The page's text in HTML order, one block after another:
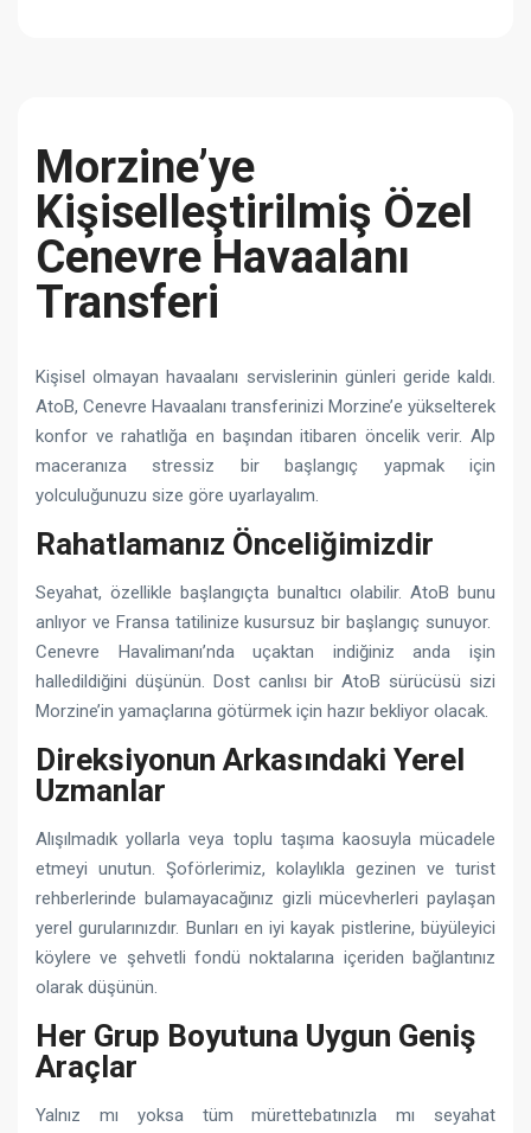
Morzine’ye
Kişiselleştirilmiş Özel
Cenevre Havaalanı
Transferi
Kişisel olmayan havaalanı servislerinin günleri geride kaldı.
AtoB, Cenevre Havaalanı transferinizi Morzine’e yükselterek
konfor ve rahatlığa en başından itibaren öncelik verir. Alp
maceranıza stressiz bir başlangıç ​​yapmak için
yolculuğunuzu size göre uyarlayalım.
Rahatlamanız Önceliğimizdir
Seyahat, özellikle başlangıçta bunaltıcı olabilir. AtoB bunu
anlıyor ve Fransa tatilinize kusursuz bir başlangıç ​​sunuyor.
Cenevre Havalimanı’nda uçaktan indiğiniz anda işin
halledildiğini düşünün. Dost canlısı bir AtoB sürücüsü sizi
Morzine’in yamaçlarına götürmek için hazır bekliyor olacak.
Direksiyonun Arkasındaki Yerel
Uzmanlar
Alışılmadık yollarla veya toplu taşıma kaosuyla mücadele
etmeyi unutun. Şoförlerimiz, kolaylıkla gezinen ve turist
rehberlerinde bulamayacağınız gizli mücevherleri paylaşan
yerel gurularınızdır. Bunları en iyi kayak pistlerine, büyüleyici
köylere ve şehvetli fondü noktalarına içeriden bağlantınız
olarak düşünün.
Her Grup Boyutuna Uygun Geniş
Araçlar
Yalnız mı yoksa tüm mürettebatınızla mı seyahat